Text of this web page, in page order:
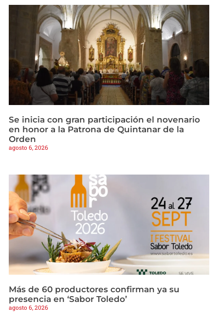
Se inicia con gran participación el novenario
en honor a la Patrona de Quintanar de la
Orden
agosto 6, 2026
Más de 60 productores confirman ya su
presencia en ‘Sabor Toledo’
agosto 6, 2026